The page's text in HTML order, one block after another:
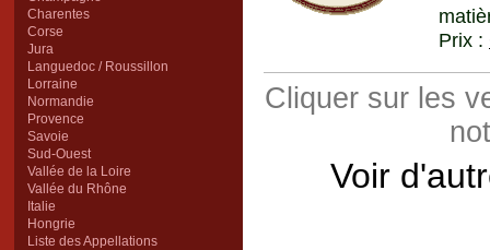
Charentes
Corse
Jura
Languedoc / Roussillon
Lorraine
Normandie
Provence
Savoie
Sud-Ouest
Vallée de la Loire
Vallée du Rhône
Italie
Hongrie
Liste des Appellations
Prix :
Cliquer sur les
Voir